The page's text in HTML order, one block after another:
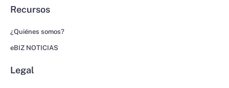
Recursos
¿Quiénes somos?
eBIZ NOTICIAS
Legal